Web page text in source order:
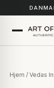
Hjem / Vedas